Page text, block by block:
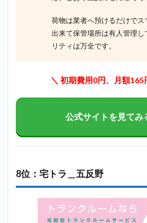
荷物は業者へ預けるだけで
出来て保管場所は有人管理し
リティは万全です。
＼ 初期費用0円、月額165
公式サイトを見てみ
8位：宅トラ＿五反野